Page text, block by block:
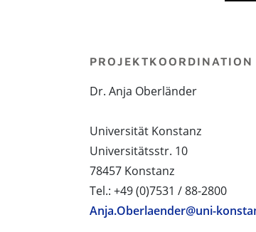
PROJEKTKOORDINATION
Dr. Anja Oberländer
Universität Konstanz
Universitätsstr. 10
78457 Konstanz
Tel.: +49 (0)7531 / 88-2800
Anja.Oberlaender@uni-